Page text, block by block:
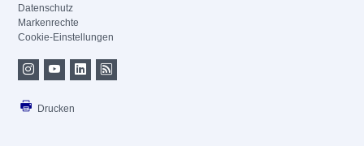
Datenschutz
Markenrechte
Cookie-Einstellungen
Drucken